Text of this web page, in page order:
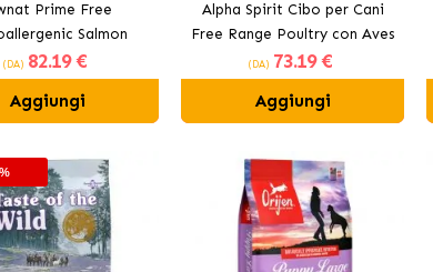
Prime Free
Salmon
per Cani con
Salmone
(DA) 82.19 €
Aggiungi
Alpha Spirit Cibo per Cani
Free Range Poultry con Aves
di Cortile
(DA) 73.19 €
Aggiungi